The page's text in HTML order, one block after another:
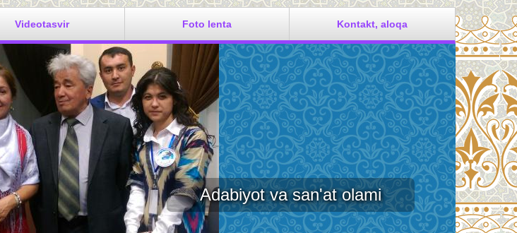
Videotasvir Foto lenta Kontakt, aloqa
She'riyat olamiga marhabo.